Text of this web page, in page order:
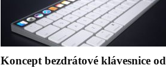
Koncept bezdrátové klávesnice od